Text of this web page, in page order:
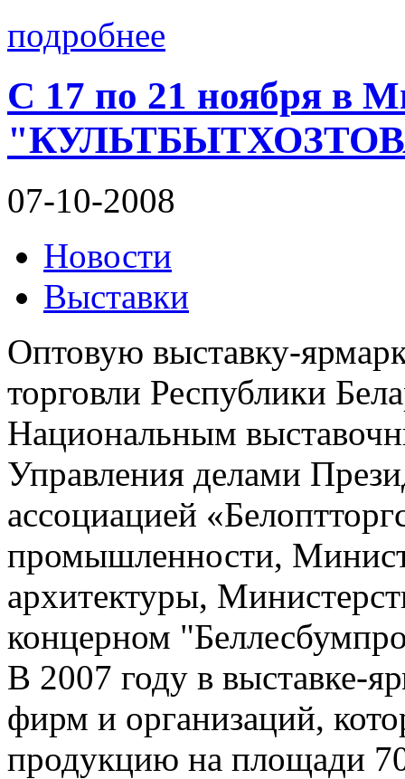
подробнее
С 17 по 21 ноября в
07-10-2008
Новости
Выставки
Оптовую выставку-
торговли Республики
Национальным
Управления делами
ассоциацией
промышленности,
архитектуры,
концерном
В 2007 году в выставке-
фирм и организаций,
продукцию на площади